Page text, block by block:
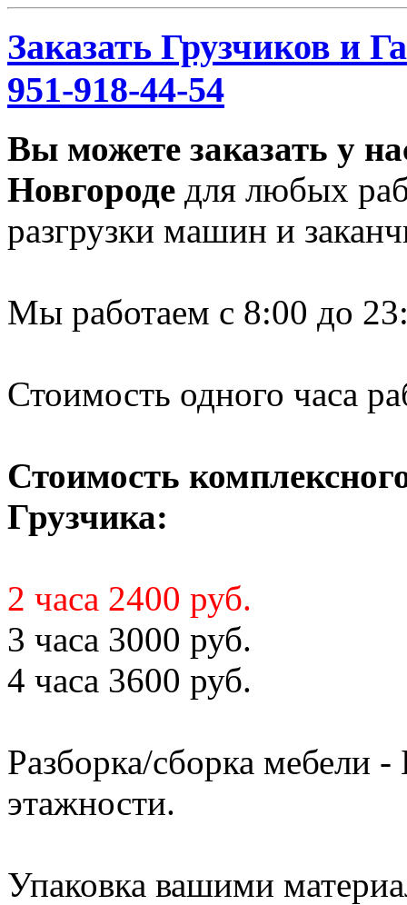
Заказать Грузчиков и
951-918-44-54
Вы можете заказать у
Новгороде для любых
разгрузки машин и
Мы работаем с 8:00 до
Стоимость одного часа
Стоимость
Грузчика:
2 часа 2400 руб.
3 часа 3000 руб.
4 часа 3600 руб.
Разборка/сборка
этажности.
Упаковка вашими